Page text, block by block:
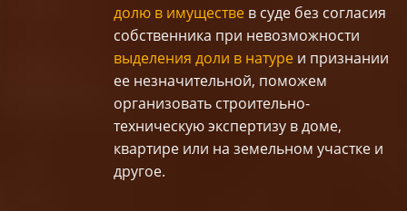
долю в имуществе в суде без согласия
собственника при невозможности
выделения доли в натуре и признании
ее незначительной, поможем
организовать строительно-
техническую экспертизу в доме,
квартире или на земельном участке и
другое.